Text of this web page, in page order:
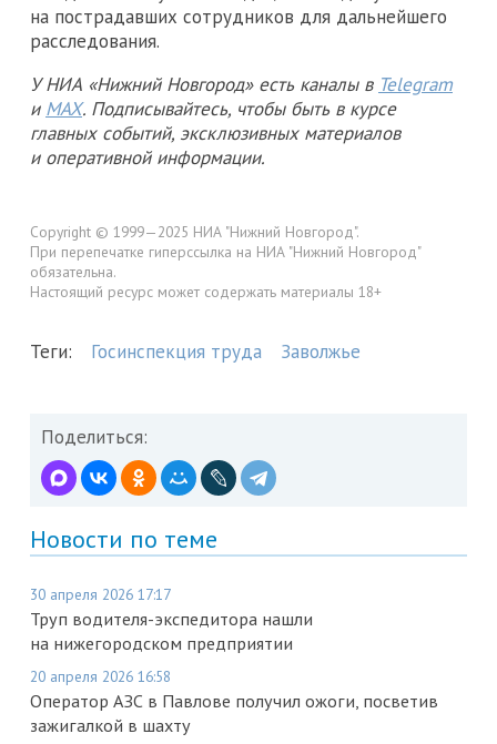
на пострадавших сотрудников для дальнейшего
расследования.
У НИА «Нижний Новгород» есть каналы в Telegram
и MAX. Подписывайтесь, чтобы быть в курсе
главных событий, эксклюзивных материалов
и оперативной информации.
Copyright © 1999—2025 НИА "Нижний Новгород".
При перепечатке гиперссылка на НИА "Нижний Новгород"
обязательна.
Настоящий ресурс может содержать материалы 18+
Теги: Госинспекция труда Заволжье
Поделиться:
Новости по теме
30 апреля 2026 17:17
Труп водителя-экспедитора нашли
на нижегородском предприятии
20 апреля 2026 16:58
Оператор АЗС в Павлове получил ожоги, посветив
зажигалкой в шахту